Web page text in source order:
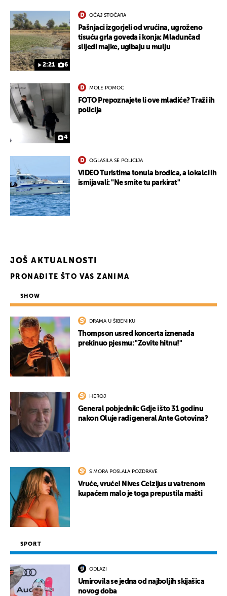
2:21 6
OČAJ STOČARA
Pašnjaci izgorjeli od vrućina, ugroženo
tisuću grla goveda i konja: Mladunčad
slijedi majke, ugibaju u mulju
4
MOLE POMOĆ
FOTO Prepoznajete li ove mladiće? Traži ih
policija
OGLASILA SE POLICIJA
VIDEO Turistima tonula brodica, a lokalci ih
ismijavali: "Ne smite tu parkirat"
JOŠ AKTUALNOSTI
PRONAĐITE ŠTO VAS ZANIMA
SHOW
DRAMA U ŠIBENIKU
Thompson usred koncerta iznenada
prekinuo pjesmu: "Zovite hitnu!"
HEROJ
General pobjednik: Gdje i što 31 godinu
nakon Oluje radi general Ante Gotovina?
S MORA POSLALA POZDRAVE
Vruće, vruće! Nives Celzijus u vatrenom
kupaćem malo je toga prepustila mašti
SPORT
ODLAZI
Umirovila se jedna od najboljih skijašica
novog doba